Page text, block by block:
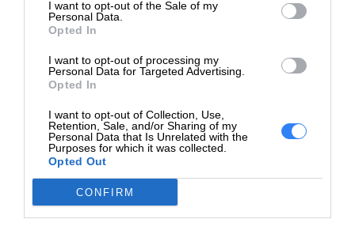
I want to opt-out of the Sale of my
Personal Data.
Opted In
I want to opt-out of processing my
Personal Data for Targeted Advertising.
Opted In
I want to opt-out of Collection, Use,
Retention, Sale, and/or Sharing of my
Personal Data that Is Unrelated with the
Purposes for which it was collected.
Opted Out
CONFIRM